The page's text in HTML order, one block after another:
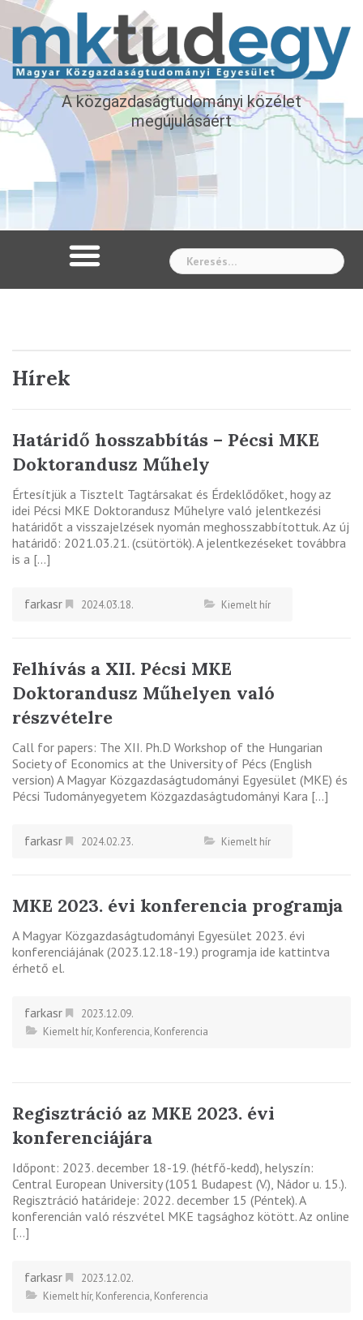
A közgazdaságtudományi közélet
megújulásáért
Hírek
Határidő hosszabbítás – Pécsi MKE
Doktorandusz Műhely
Értesítjük a Tisztelt Tagtársakat és Érdeklődőket, hogy az
idei Pécsi MKE Doktorandusz Műhelyre való jelentkezési
határidőt a visszajelzések nyomán meghosszabbítottuk. Az új
határidő: 2021.03.21. (csütörtök). A jelentkezéseket továbbra
is a […]
farkasr 2024.03.18. Kiemelt hír
Felhívás a XII. Pécsi MKE
Doktorandusz Műhelyen való
részvételre
Call for papers: The XII. Ph.D Workshop of the Hungarian
Society of Economics at the University of Pécs (English
version) A Magyar Közgazdaságtudományi Egyesület (MKE) és
Pécsi Tudományegyetem Közgazdaságtudományi Kara […]
farkasr 2024.02.23. Kiemelt hír
MKE 2023. évi konferencia programja
A Magyar Közgazdaságtudományi Egyesület 2023. évi
konferenciájának (2023.12.18-19.) programja ide kattintva
érhető el.
farkasr
2023.12.09.
Kiemelt hír, Konferencia, Konferencia
Regisztráció az MKE 2023. évi
konferenciájára
Időpont: 2023. december 18-19. (hétfő-kedd), helyszín:
Central European University (1051 Budapest (V.), Nádor u. 15.).
Regisztráció határideje: 2022. december 15 (Péntek). A
konferencián való részvétel MKE tagsághoz kötött. Az online
[…]
farkasr
2023.12.02.
Kiemelt hír, Konferencia, Konferencia